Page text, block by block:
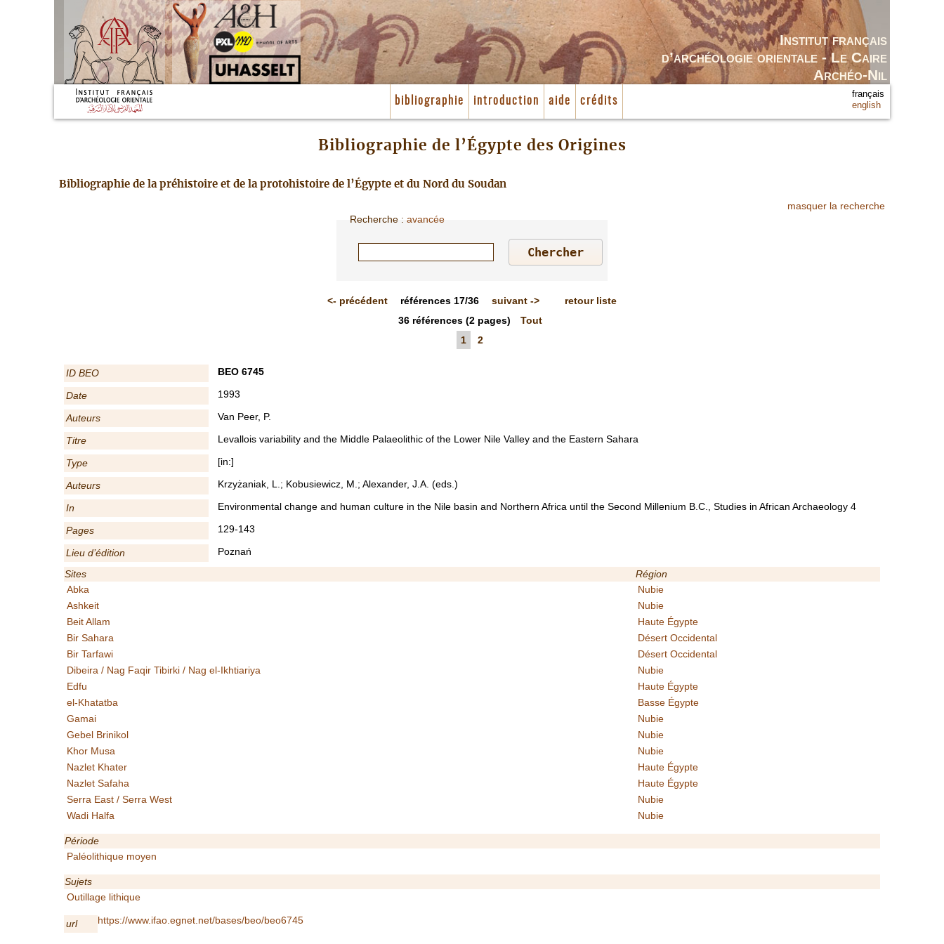
Institut français
d’archéologie orientale - Le Caire
Archéo-Nil
bibliographie introduction aide crédits
français
english
Bibliographie de l’Égypte des Origines
Bibliographie de la préhistoire et de la protohistoire de l’Égypte et du Nord du Soudan
masquer la recherche
Recherche :avancée
<- précédent références 17/36 suivant ->
retour liste
36 références(2 pages)
Tout
1
2
ID BEO BEO 6745
Date 1993
Auteurs Van Peer, P.
Titre Levallois variability and the Middle Palaeolithic of the Lower Nile Valley and the Eastern Sahara
Type [in:]
Auteurs Krzyżaniak, L.; Kobusiewicz, M.; Alexander, J.A. (eds.)
In Environmental change and human culture in the Nile basin and Northern Africa until the Second Millenium B.C., Studies in African Archaeology 4
Pages 129-143
Lieu d’édition
Poznań
Sites
Région
Abka
Nubie
Ashkeit
Nubie
Beit Allam
Haute Égypte
Bir Sahara
Désert Occidental
Bir Tarfawi
Désert Occidental
Dibeira / Nag Faqir Tibirki / Nag el-Ikhtiariya
Nubie
Edfu
Haute Égypte
el-Khatatba
Basse Égypte
Gamai
Nubie
Gebel Brinikol
Nubie
Khor Musa
Nubie
Nazlet Khater
Haute Égypte
Nazlet Safaha
Haute Égypte
Serra East / Serra West
Nubie
Wadi Halfa
Nubie
Période
Paléolithique moyen
Sujets
Outillage lithique
url https://www.ifao.egnet.net/bases/beo/beo6745